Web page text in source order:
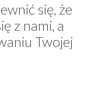
się, że
z nami, a
Twojej